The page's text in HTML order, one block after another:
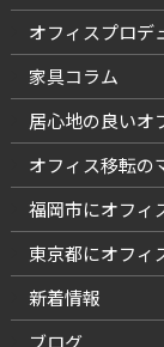
オフィスプロデ
家具コラム
居心地の良いオ
オフィス移転の
福岡市にオフィ
東京都にオフィ
新着情報